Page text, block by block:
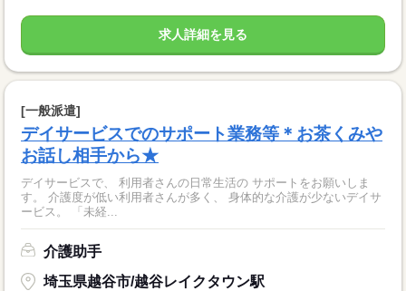
求人詳細を見る
[一般派遣]
デイサービスでのサポート業務等＊お茶くみや
お話し相手から★
デイサービスで、 利用者さんの日常生活の サポートをお願いしま
す。 介護度が低い利用者さんが多く、 身体的な介護が少ないデイサ
ービス。 「未経...
介護助手
埼玉県越谷市/越谷レイクタウン駅